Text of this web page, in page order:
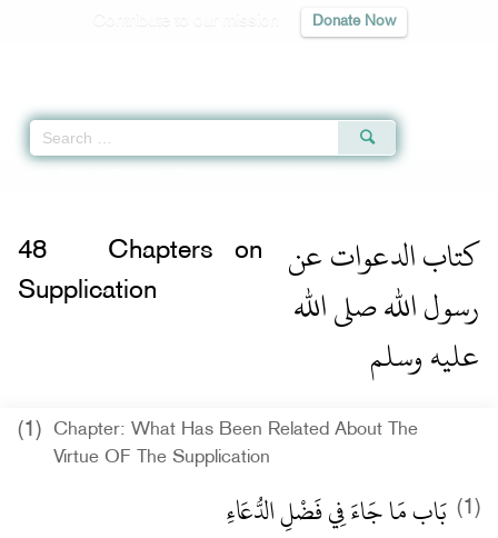
Donate Now
كتاب الدعوات عن
رسول الله صلى الله
عليه وسلم
48
Chapters on
Supplication
(1)
Chapter: What Has Been Related About The
Virtue OF The Supplication
(1) بَاب مَا جَاءَ فِي فَضْلِ الدُّعَاءِ